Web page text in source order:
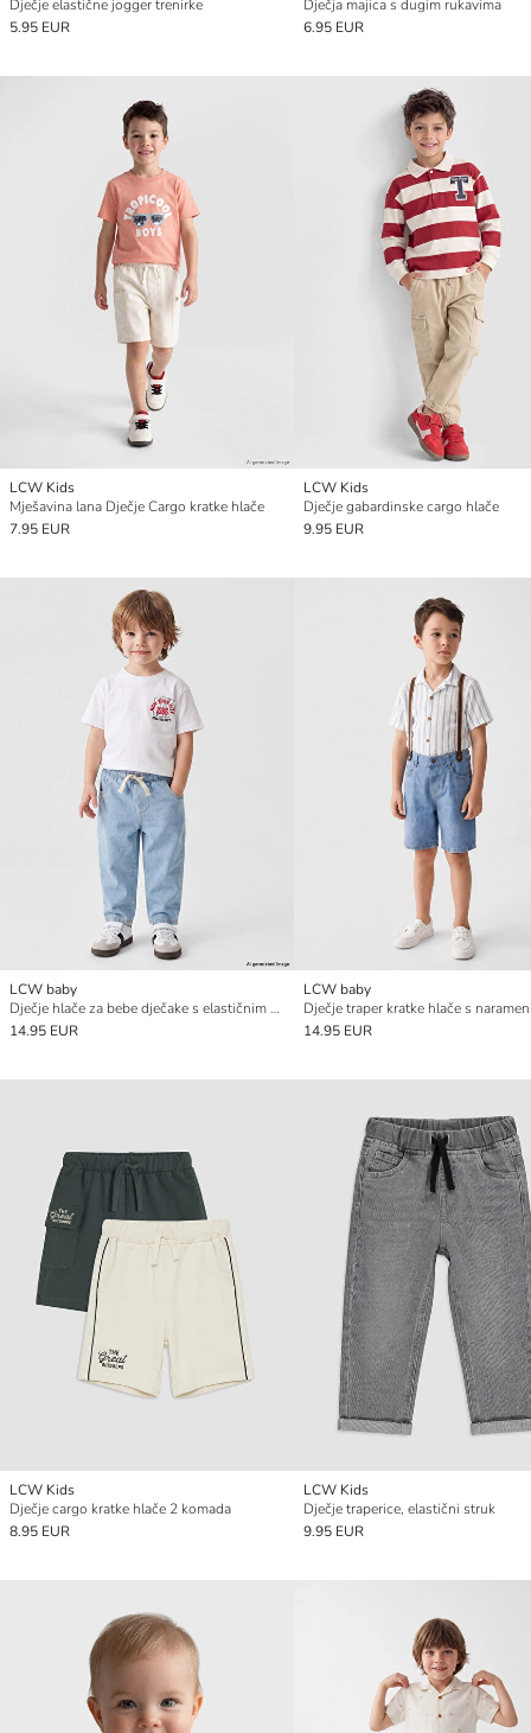
Dječje elastične jogger trenirke
5.95 EUR
Dječja majica s dugim rukavima
6.95 EUR
LCW Kids
Mješavina lana Dječje Cargo kratke hlače
7.95 EUR
LCW Kids
Dječje gabardinske cargo hlače
9.95 EUR
LCW baby
Dječje hlače za bebe dječake s elastičnim strukom
14.95 EUR
LCW baby
Dječje traper kratke hlače s
14.95 EUR
LCW Kids
Dječje cargo kratke hlače 2 komada
8.95 EUR
LCW Kids
Dječje traperice, elastični struk
9.95 EUR